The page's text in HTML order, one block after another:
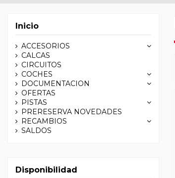
Inicio
ACCESORIOS
CALCAS
CIRCUITOS
COCHES
DOCUMENTACION
OFERTAS
PISTAS
PRERESERVA NOVEDADES
RECAMBIOS
SALDOS
Disponibilidad